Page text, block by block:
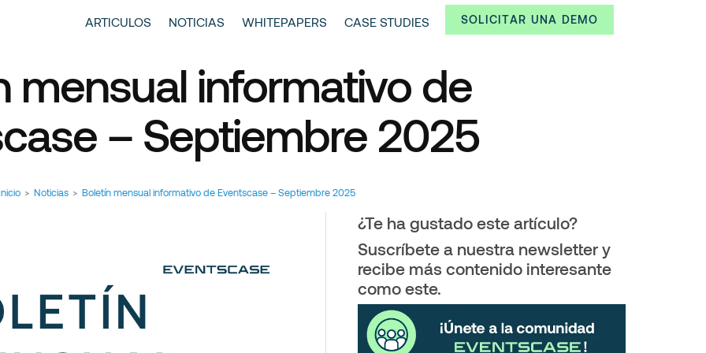
| Always Aiming Higher
y Noticias SOLICITAR UNA DEMO
ARTICULOS NOTICIAS WHITEPAPERS CASE STUDIES
mensual informativo de
– Septiembre 2025
> Noticias > Boletín mensual informativo de Eventscase – Septiembre 2025
¿Te ha gustado este artículo?
Suscríbete a nuestra newsletter y
recibe más contenido interesante
como este.